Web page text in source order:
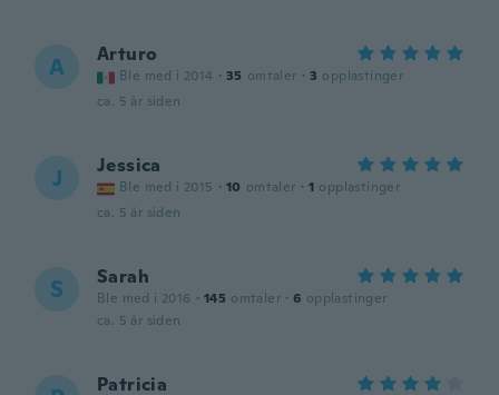
A Arturo
Ble med i 2014 · 35 omtaler · 3 opplastinger
ca. 5 år siden
J Jessica
Ble med i 2015 · 10 omtaler · 1 opplastinger
ca. 5 år siden
S Sarah
Ble med i 2016 · 145 omtaler · 6 opplastinger
ca. 5 år siden
Patricia